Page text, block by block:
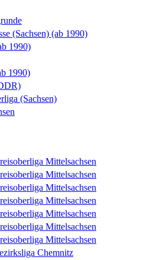
(Sachsen) (ab 1990)
1990)
1990)
(Sachsen)
Mittelsachsen
Mittelsachsen
Mittelsachsen
Mittelsachsen
Mittelsachsen
Mittelsachsen
Mittelsachsen
Chemnitz